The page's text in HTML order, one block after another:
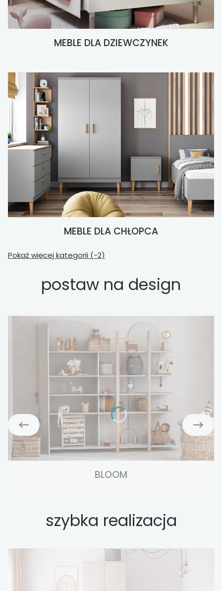
MEBLE DLA DZIEWCZYNEK
MEBLE DLA CHŁOPCA
Pokaż więcej kategorii (-2)
postaw na design
BLOOM
szybka realizacja